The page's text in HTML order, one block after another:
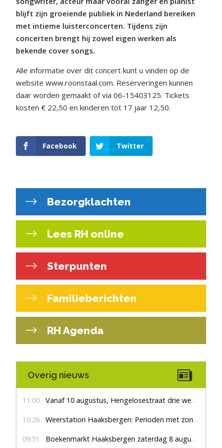
blijft zijn groeiende publiek in Nederland bereiken
met intieme luisterconcerten. Tijdens zijn
concerten brengt hij zowel eigen werken als
bekende cover songs.
Alle informatie over dit concert kunt u vinden op de
website www.roonstaal.com. Reserveringen kunnen
daar worden gemaakt of via 06-15403125. Tickets
kosten € 22,50 en kinderen tot 17 jaar 12,50.
Facebook Twitter
Bezorgklachten
Lees RH online
Sterpunten
Familieberichten
RH Agenda
Overig nieuws
11:00 Vanaf 10 augustus, Hengelosestraat drie weken dicht voor doorgaand verkeer
10:26 Weerstation Haaksbergen: Perioden met zon en droog
09:51 Boekenmarkt Haaksbergen zaterdag 8 augustus, marktplein Haaksbergen